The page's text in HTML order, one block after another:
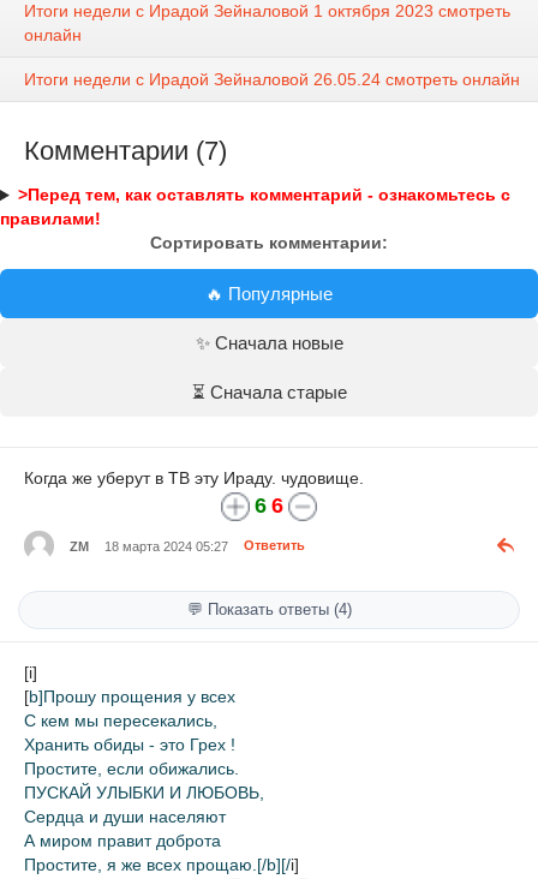
Итоги недели с Ирадой Зейналовой 1 октября 2023 смотреть
онлайн
Итоги недели с Ирадой Зейналовой 26.05.24 смотреть онлайн
Комментарии (7)
>Перед тем, как оставлять комментарий - ознакомьтесь с
правилами!
Сортировать комментарии:
🔥 Популярные
✨ Сначала новые
⏳ Сначала старые
Когда же уберут в ТВ эту Ираду. чудовище.
6 6
ZM 18 марта 2024 05:27 Ответить
💬 Показать ответы (4)
[i]
[b]Прошу прощения у всех
С кем мы пересекались,
Хранить обиды - это Грех !
Простите, если обижались.
ПУСКАЙ УЛЫБКИ И ЛЮБОВЬ,
Сердца и души населяют
А миром правит доброта
Простите, я же всех прощаю.[/b][/i]